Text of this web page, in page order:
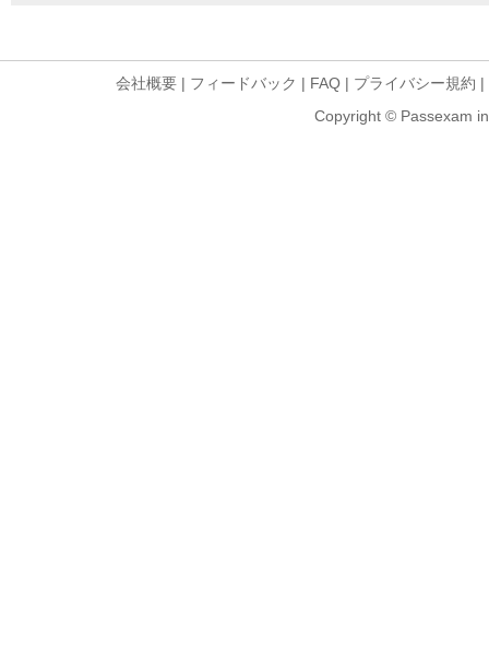
会社概要 | フィードバック | FAQ | プライバシー規約 |
Copyright © Passexam